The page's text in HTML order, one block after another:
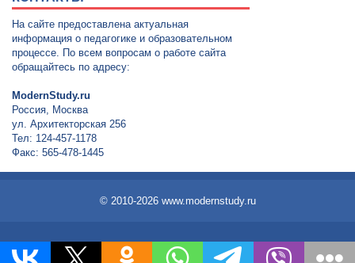
На сайте предоставлена актуальная
информация о педагогике и образовательном
процессе. По всем вопросам о работе сайта
обращайтесь по адресу:
ModernStudy.ru
Россия, Москва
ул. Архитекторская 256
Тел: 124-457-1178
Факс: 565-478-1445
© 2010-2026 www.modernstudy.ru